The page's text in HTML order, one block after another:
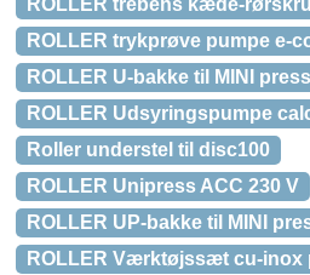
ROLLER trebens kæde-
ROLLER trykprøve pumpe e-
ROLLER U-bakke til MINI
ROLLER Udsyringspumpe
Roller understel til disc100
ROLLER Unipress ACC 230 V
ROLLER UP-bakke til MINI
ROLLER Værktøjssæt cu-inox